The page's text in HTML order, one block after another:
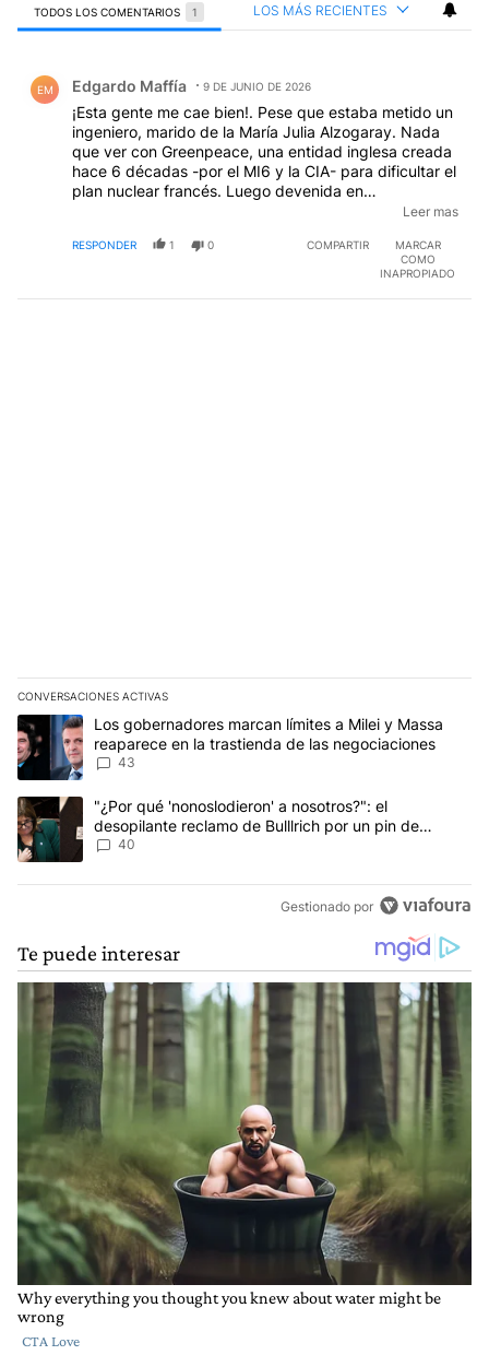
TODOS LOS COMENTARIOS 1 LOS MÁS RECIENTES
EM Edgardo Maffía 9 DE JUNIO DE 2026
¡Esta gente me cae bien!. Pese que estaba metido un
ingeniero, marido de la María Julia Alzogaray. Nada
que ver con Greenpeace, una entidad inglesa creada
hace 6 décadas -por el MI6 y la CIA- para dificultar el
plan nuclear francés. Luego devenida en
de cualquier causa 'noble', para sacarle poco dinero,
Leer mas
RESPONDER 1 0 COMPARTIR
MARCAR
COMO
INAPROPIADO
CONVERSACIONES ACTIVAS
Este listado muestra los artículos con más comentarios en los
Un artículo de tendencia con el título "Los gobernadores
Los gobernadores marcan límites a Milei y Massa
reaparece en la trastienda de las negociaciones
43
Un artículo de tendencia con el título ""¿Por qué 'nonoslodieron'
"¿Por qué 'nonoslodieron' a nosotros?": el
desopilante reclamo de Bulllrich por un pin de
Malvinas
40
Gestionado por